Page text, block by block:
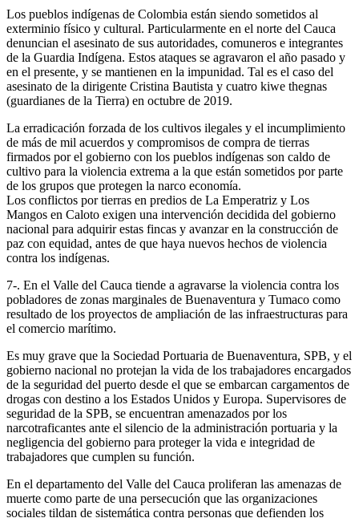
Los pueblos indígenas de Colombia están siendo sometidos al
exterminio físico y cultural. Particularmente en el norte del Cauca
denuncian el asesinato de sus autoridades, comuneros e integrantes
de la Guardia Indígena. Estos ataques se agravaron el año pasado y
en el presente, y se mantienen en la impunidad. Tal es el caso del
asesinato de la dirigente Cristina Bautista y cuatro kiwe thegnas
(guardianes de la Tierra) en octubre de 2019.
La erradicación forzada de los cultivos ilegales y el incumplimiento
de más de mil acuerdos y compromisos de compra de tierras
firmados por el gobierno con los pueblos indígenas son caldo de
cultivo para la violencia extrema a la que están sometidos por parte
de los grupos que protegen la narco economía.
Los conflictos por tierras en predios de La Emperatriz y Los
Mangos en Caloto exigen una intervención decidida del gobierno
nacional para adquirir estas fincas y avanzar en la construcción de
paz con equidad, antes de que haya nuevos hechos de violencia
contra los indígenas.
7-. En el Valle del Cauca tiende a agravarse la violencia contra los
pobladores de zonas marginales de Buenaventura y Tumaco como
resultado de los proyectos de ampliación de las infraestructuras para
el comercio marítimo.
Es muy grave que la Sociedad Portuaria de Buenaventura, SPB, y el
gobierno nacional no protejan la vida de los trabajadores encargados
de la seguridad del puerto desde el que se embarcan cargamentos de
drogas con destino a los Estados Unidos y Europa. Supervisores de
seguridad de la SPB, se encuentran amenazados por los
narcotraficantes ante el silencio de la administración portuaria y la
negligencia del gobierno para proteger la vida e integridad de
trabajadores que cumplen su función.
En el departamento del Valle del Cauca proliferan las amenazas de
muerte como parte de una persecución que las organizaciones
sociales tildan de sistemática contra personas que defienden los